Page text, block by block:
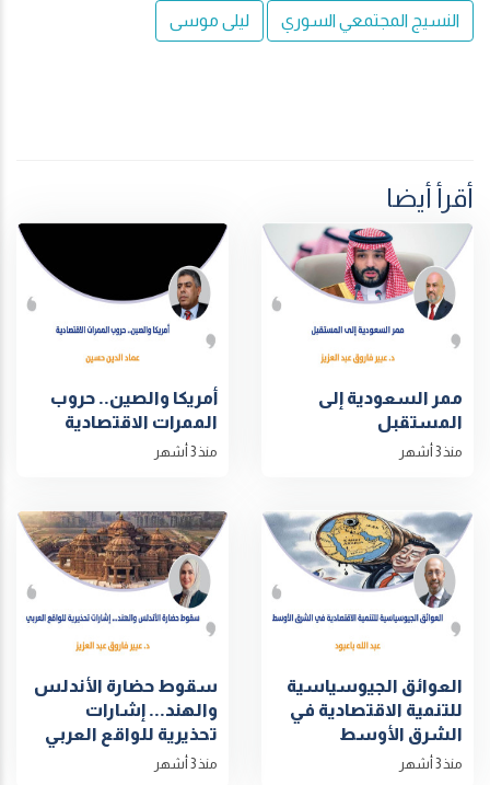
النسيج المجتمعي السوري ليلى موسى
أقرأ أيضا
ممر السعودية إلى
المستقبل
منذ 3 أشهر
أمريكا والصين.. حروب
الممرات الاقتصادية
منذ 3 أشهر
العوائق الجيوسياسية
للتنمية الاقتصادية في
الشرق الأوسط
منذ 3 أشهر
سقوط حضارة الأندلس
والهند... إشارات
تحذيرية للواقع العربي
منذ 3 أشهر